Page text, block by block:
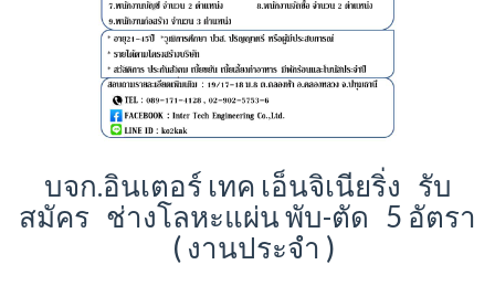
บจก.อินเตอร์ เทค เอ็นจิเนียริ่ง รับ
สมัคร ช่างโลหะแผ่น พับ-ตัด 5 อัตรา
( งานประจำ )